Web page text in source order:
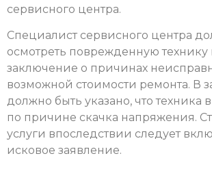
сервисного центра.
Специалист сервисного центра
осмотреть поврежденную технику
заключение о причинах
возможной стоимости ремонта. В
должно быть указано, что техника
по причине скачка напряжения.
услуги впоследствии следует
исковое заявление.